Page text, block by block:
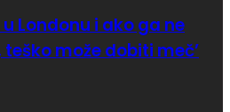
Londonu i ako ga ne
može dobiti meč’